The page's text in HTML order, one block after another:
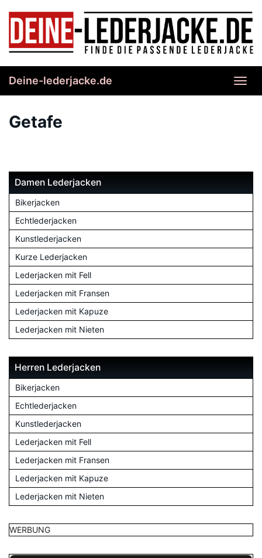
content
Deine-lederjacke.de
Getafe
Damen Lederjacken
Bikerjacken
Echtlederjacken
Kunstlederjacken
Kurze Lederjacken
Lederjacken mit Fell
Lederjacken mit Fransen
Lederjacken mit Kapuze
Lederjacken mit Nieten
Herren Lederjacken
Bikerjacken
Echtlederjacken
Kunstlederjacken
Lederjacken mit Fell
Lederjacken mit Fransen
Lederjacken mit Kapuze
Lederjacken mit Nieten
WERBUNG